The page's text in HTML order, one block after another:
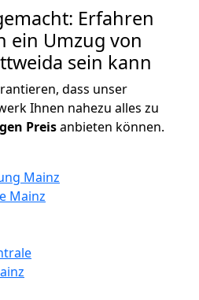
Erfahren
ein Umzug von
sein kann
dass unser
Ihnen nahezu alles zu
Preisanbieten können.
Mainz
Mainz